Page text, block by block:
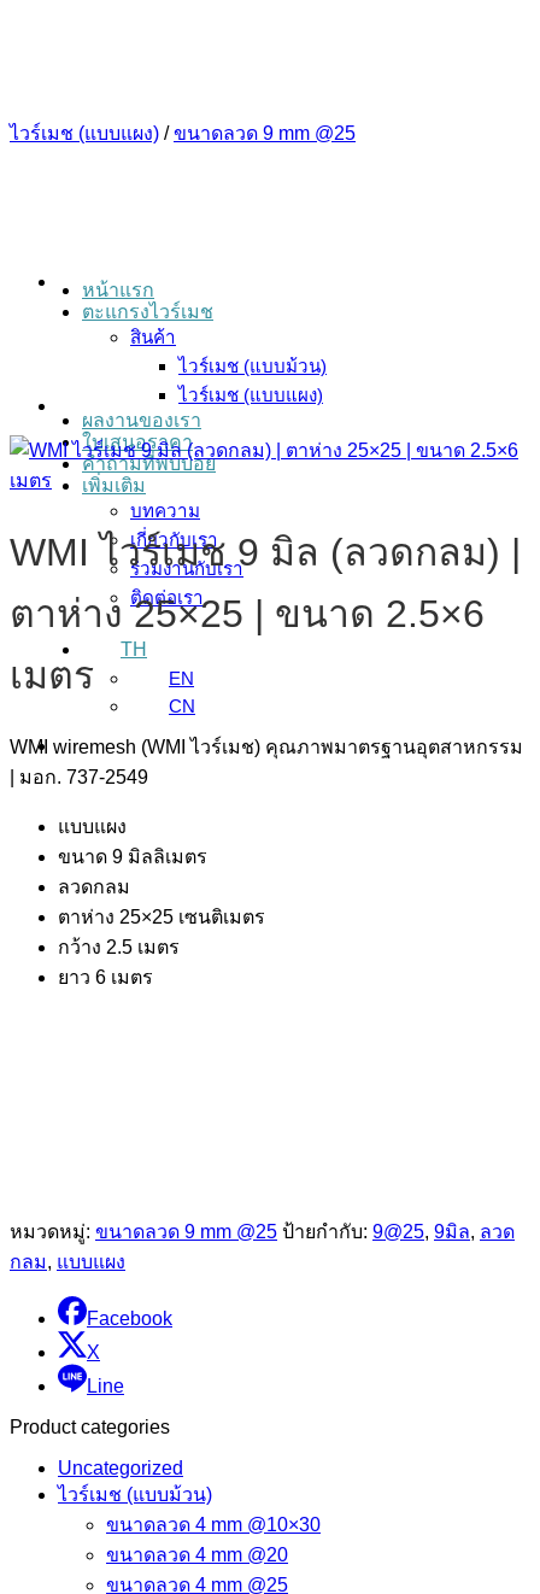
หน้าแรก
ตะแกรงไวร์เมช
สินค้า
ไวร์เมช (แบบม้วน)
ไวร์เมช (แบบแผง)
ผลงานของเรา
ใบเสนอราคา
คำถามที่พบบ่อย
เพิ่มเติม
บทความ
เกี่ยวกับเรา
ร่วมงานกับเรา
ติดต่อเรา
TH
EN
CN
ไวร์เมช (แบบแผง) / ขนาดลวด 9 mm @25
WMI ไวร์เมช 9 มิล (ลวดกลม) |
ตาห่าง 25×25 | ขนาด 2.5×6
เมตร
WMI wiremesh (WMI ไวร์เมช) คุณภาพมาตรฐานอุตสาหกรรม
| มอก. 737-2549
แบบแผง
ขนาด 9 มิลลิเมตร
ลวดกลม
ตาห่าง 25×25 เซนติเมตร
กว้าง 2.5 เมตร
ยาว 6 เมตร
หมวดหมู่: ขนาดลวด 9 mm @25 ป้ายกำกับ: 9@25, 9มิล, ลวด
กลม, แบบแผง
Facebook
X
Line
Product categories
Uncategorized
ไวร์เมช (แบบม้วน)
ขนาดลวด 4 mm @10×30
ขนาดลวด 4 mm @20
ขนาดลวด 4 mm @25